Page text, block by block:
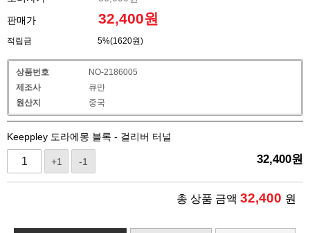
판매가
32,400원
적립금 5%(1620원)
상품번호
NO-2186005
제조사
큐만
원산지
중국
Keeppley 도라에몽 블록 - 걸리버 터널
+1 -1 32,400원
총 상품 금액 32,400 원